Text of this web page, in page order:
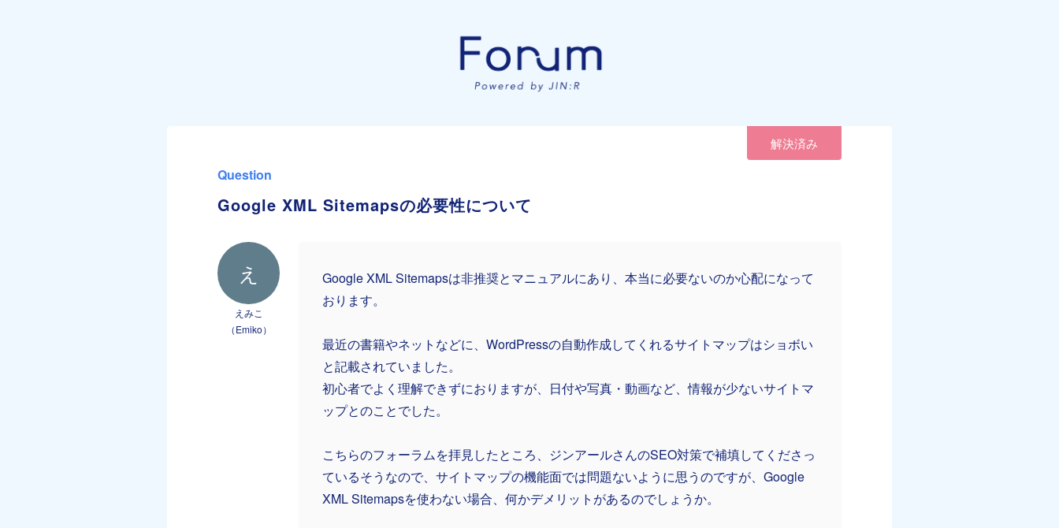
解決済み
Question
Google XML Sitemapsの必要性について
え
えみこ
（Emiko）
Google XML Sitemapsは非推奨とマニュアルにあり、本当に必要ないのか心配になって
おります。
最近の書籍やネットなどに、WordPressの自動作成してくれるサイトマップはショボい
と記載されていました。
初心者でよく理解できずにおりますが、日付や写真・動画など、情報が少ないサイトマ
ップとのことでした。
こちらのフォーラムを拝見したところ、ジンアールさんのSEO対策で補填してくださっ
ているそうなので、サイトマップの機能面では問題ないように思うのですが、Google
XML Sitemapsを使わない場合、何かデメリットがあるのでしょうか。